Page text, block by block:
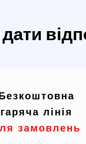
гаряча лінія
замовлень